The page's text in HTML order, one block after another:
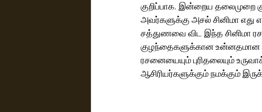
குறிப்பாக, இன்றைய தலைமுறை
அவர்களுக்கு அசல் சினிமா
சத்துணவை விட இந்த சினிமா
குழந்தைகளுக்கான உன்னதமான
ரசனையையும் புரிதலையும்
ஆசிரியர்களுக்கும் நமக்கும்